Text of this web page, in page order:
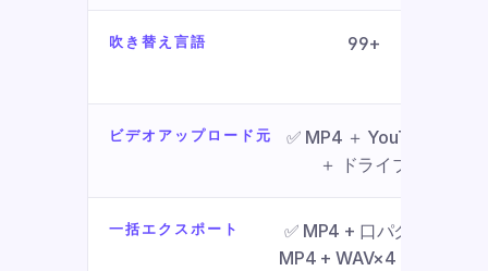
吹き替え言語 99+
ビデオアップロード元
✅ MP4 ＋ YouTube
＋ ドライブ
一括エクスポート
✅ MP4 + 口パク同期
MP4 + WAV×4 + SRT